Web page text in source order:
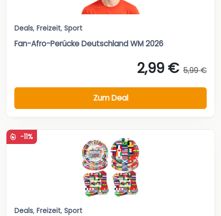
Deals, Freizeit, Sport
Fan-Afro-Perücke Deutschland WM 2026
2,99 € 5,99 €
Zum Deal
-11%
Deals, Freizeit, Sport